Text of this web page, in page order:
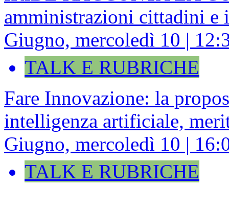
amministrazioni cittadini e
Giugno, mercoledì 10 |
TALK E RUBRICHE
Fare Innovazione: la
intelligenza artificiale,
Giugno, mercoledì 10 |
TALK E RUBRICHE